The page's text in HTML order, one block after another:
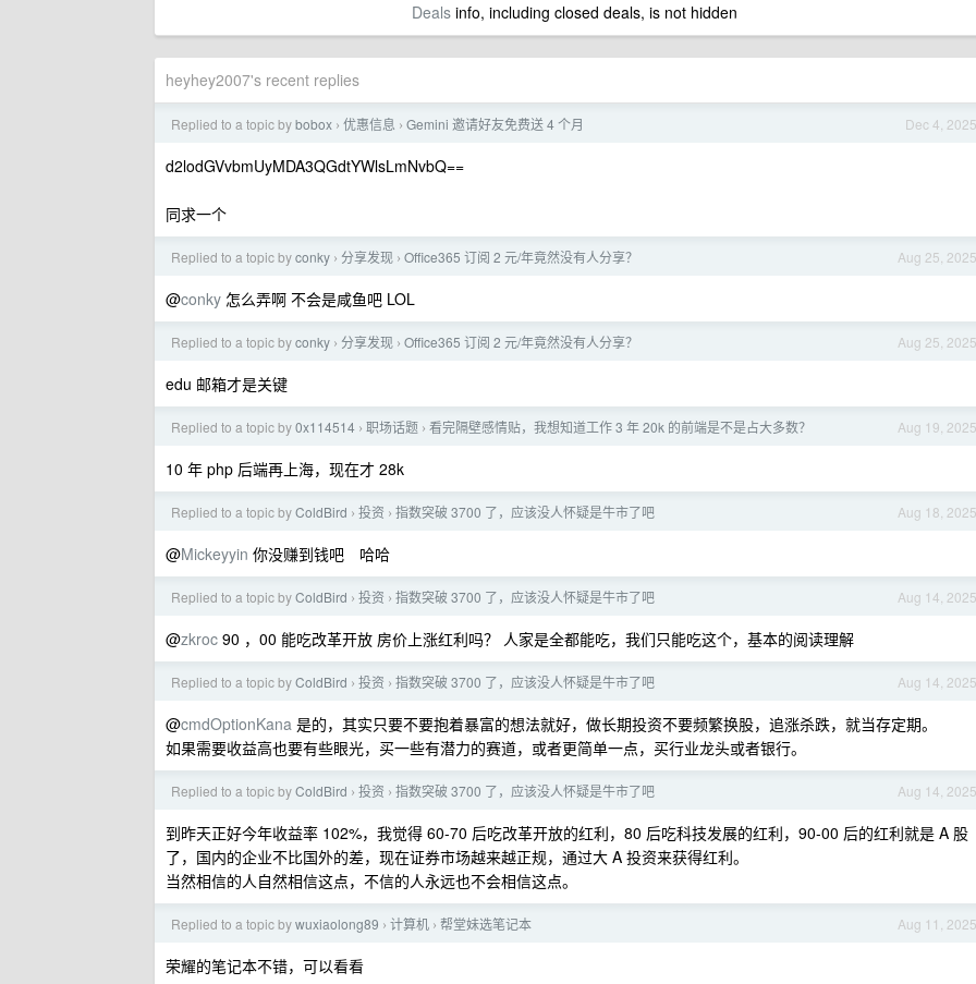
Dealsinfo, including closed deals, is not hidden
heyhey2007's recent replies
Dec 4, 2025
Replied to a topic bybobox › 优惠信息 › Gemini 邀请好友免费送 4 个月
d2lodGVvbmUyMDA3QGdtYWlsLmNvbQ==
同求一个
Aug 25, 2025
Replied to a topic byconky › 分享发现 › Office365 订阅 2 元/年竟然没有人分享？
@conky 怎么弄啊 不会是咸鱼吧 LOL
Aug 25, 2025
Replied to a topic byconky › 分享发现 › Office365 订阅 2 元/年竟然没有人分享？
edu 邮箱才是关键
Aug 19, 2025
Replied to a topic by0x114514 › 职场话题 › 看完隔壁感情贴，我想知道工作 3 年 20k 的前端是不是占大多数？
10 年 php 后端再上海，现在才 28k
Aug 18, 2025
Replied to a topic byColdBird › 投资 › 指数突破 3700 了，应该没人怀疑是牛市了吧
@Mickeyyin 你没赚到钱吧 哈哈
Aug 14, 2025
Replied to a topic byColdBird › 投资 › 指数突破 3700 了，应该没人怀疑是牛市了吧
@zkroc 90 ，00 能吃改革开放 房价上涨红利吗？ 人家是全都能吃，我们只能吃这个，基本的阅读理解
Aug 14, 2025
Replied to a topic byColdBird › 投资 › 指数突破 3700 了，应该没人怀疑是牛市了吧
@cmdOptionKana 是的，其实只要不要抱着暴富的想法就好，做长期投资不要频繁换股，追涨杀跌，就当存定期。
如果需要收益高也要有些眼光，买一些有潜力的赛道，或者更简单一点，买行业龙头或者银行。
Aug 14, 2025
Replied to a topic byColdBird › 投资 › 指数突破 3700 了，应该没人怀疑是牛市了吧
到昨天正好今年收益率 102%，我觉得 60-70 后吃改革开放的红利，80 后吃科技发展的红利，90-00 后的红利就是 A 股
了，国内的企业不比国外的差，现在证券市场越来越正规，通过大 A 投资来获得红利。
当然相信的人自然相信这点，不信的人永远也不会相信这点。
Aug 11, 2025
Replied to a topic bywuxiaolong89 › 计算机 › 帮堂妹选笔记本
荣耀的笔记本不错，可以看看